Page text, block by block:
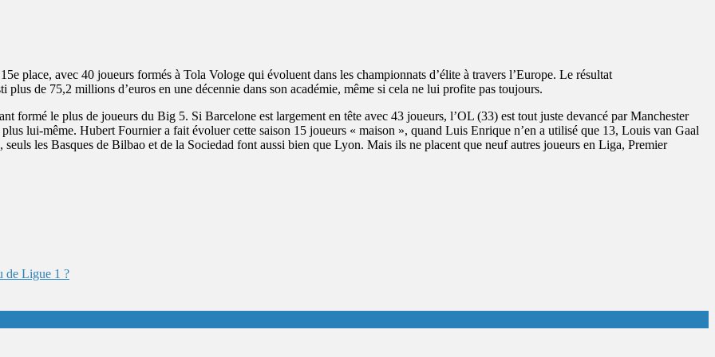
place, avec 40 joueurs formés à Tola Vologe qui évoluent dans les championnats d’élite à travers l’Europe. Le résultat
de 75,2 millions d’euros en une décennie dans son académie, même si cela ne lui profite pas toujours.
formé le plus de joueurs du Big 5. Si Barcelone est largement en tête avec 43 joueurs, l’OL (33) est tout juste devancé par Manchester
lui-même. Hubert Fournier a fait évoluer cette saison 15 joueurs « maison », quand Luis Enrique n’en a utilisé que 13, Louis van Gaal
les Basques de Bilbao et de la Sociedad font aussi bien que Lyon. Mais ils ne placent que neuf autres joueurs en Liga, Premier
de Ligue 1 ?